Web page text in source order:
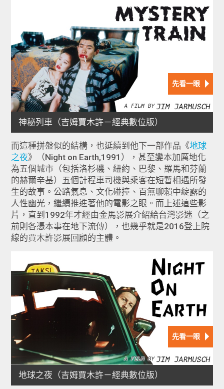
而這種拼盤似的結構，也延續到他下一部作品《地球
之夜》（Night on Earth,1991），甚至變本加厲地化
為五個城市（包括洛杉磯、紐約、巴黎、羅馬和芬蘭
的赫爾辛基）五個計程車司機與乘客在短暫相遇所發
生的故事。公路氣息、文化碰撞、百無聊賴中綻露的
人性幽光，繼續推進著他的電影之眼。而上述這些影
片，直到1992年才經由金馬影展介紹給台灣影迷（之
前則各憑本事在地下流傳），也幾乎就是2016登上院
線的賈木許影展回顧的主體。